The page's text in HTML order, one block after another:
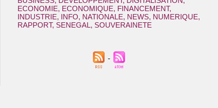
ECONOMIE, ECONOMIQUE, FINANCEMENT,
INDUSTRIE, INFO, NATIONALE, NEWS, NUMERIQUE,
RAPPORT, SENEGAL, SOUVERAINETE